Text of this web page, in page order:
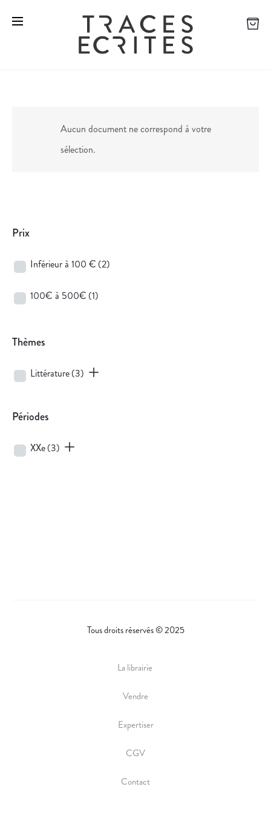
Aucun document ne correspond à votre
sélection.
Prix
Inférieur à 100 € (2)
100€ à 500€ (1)
Thèmes
Littérature(3)
Périodes
XXe(3)
Tous droits réservés © 2025
La librairie
Vendre
Expertiser
CGV
Contact